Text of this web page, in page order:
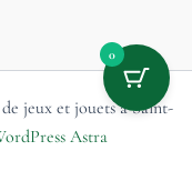
jeux et jouets à Saint-
Astra
0